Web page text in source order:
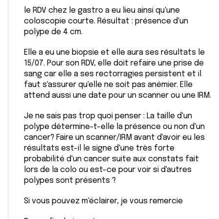
publicité et d'analyse, qui peuvent combiner celles-ci
avec d'autres informations que vous leur avez fournies
ou qu'ils ont collectées lors de votre utilisation de leurs
le RDV chez le gastro a eu lieu ainsi qu'une
coloscopie courte. Résultat : présence d'un
polype de 4 cm.
Elle a eu une biopsie et elle aura ses résultats le
15/07. Pour son RDV, elle doit refaire une prise de
sang car elle a ses rectorragies persistent et il
faut s'assurer qu'elle ne soit pas anémier. Elle
attend aussi une date pour un scanner ou une IRM.
Je ne sais pas trop quoi penser : La taille d'un
polype détermine-t-elle la présence ou non d'un
cancer? Faire un scanner/IRM avant d'avoir eu les
résultats est-il le signe d'une très forte
probabilité d'un cancer suite aux constats fait
lors de la colo ou est-ce pour voir si d'autres
polypes sont présents ?
Si vous pouvez m'éclairer, je vous remercie